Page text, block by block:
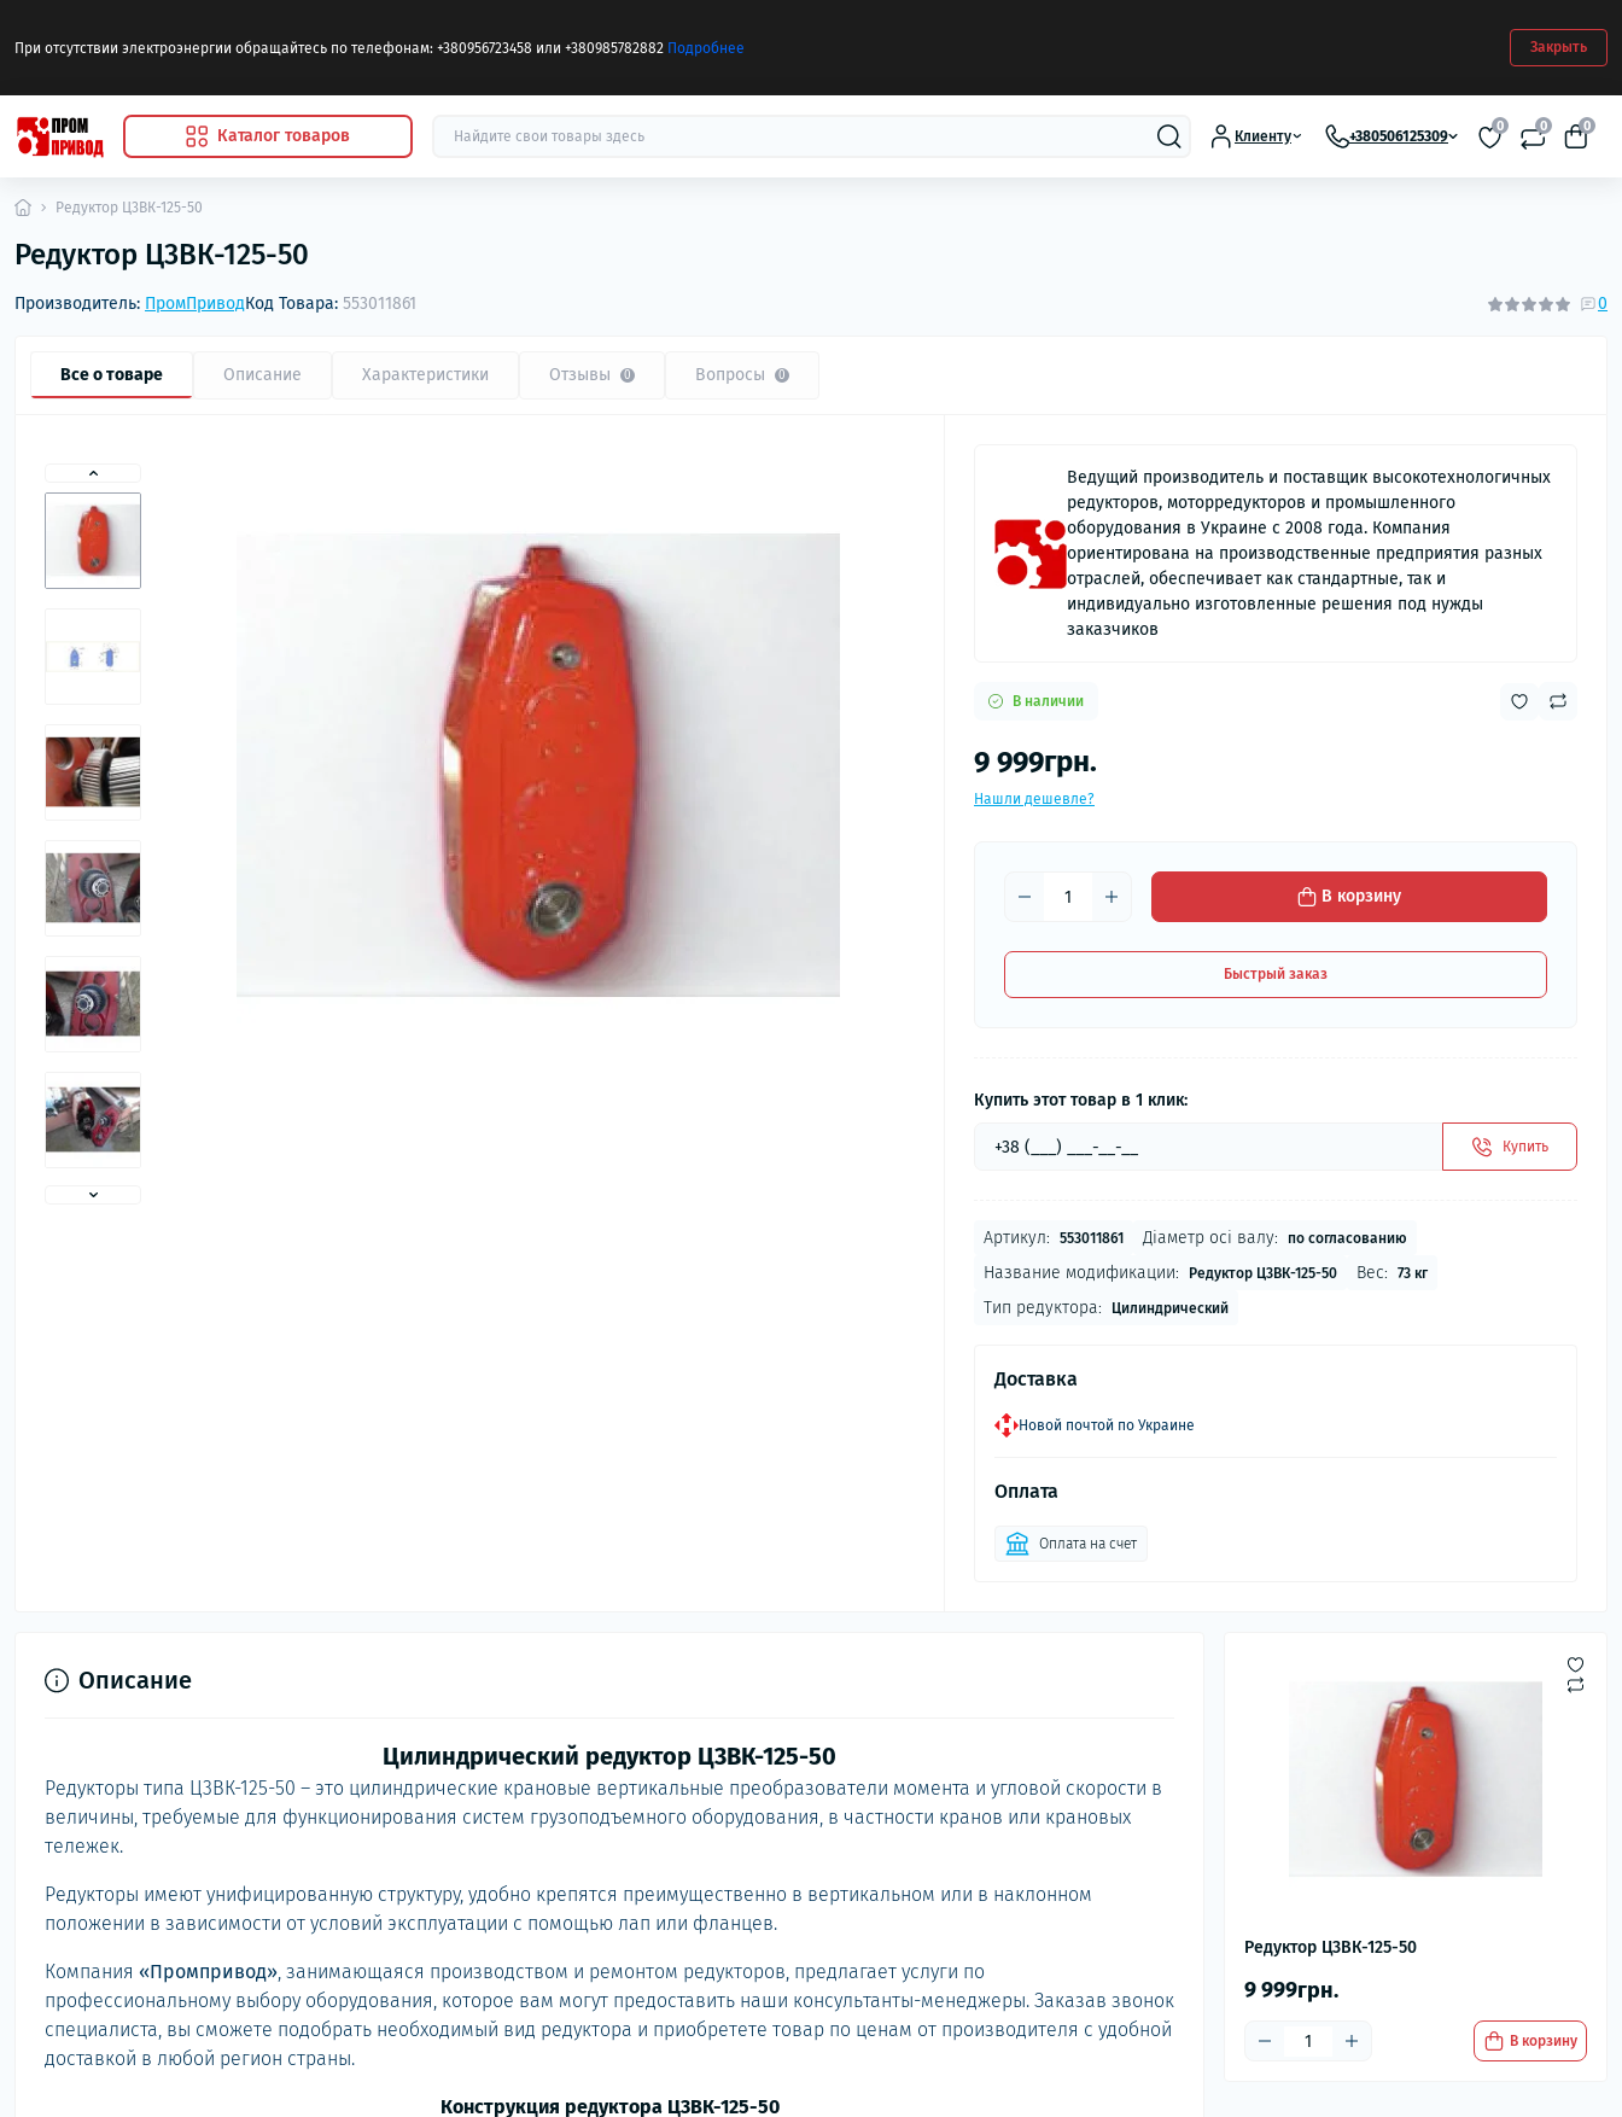
При отсутствии электроэнергии обращайтесь по телефонам: +380956723458 или +380985782882 Подробнее Закрыть
Каталог товаров Клиенту +380506125309
0 0 0
Редуктор Ц3ВК-125-50
Редуктор Ц3ВК-125-50
Производитель: ПромПриводКод Товара: 553011861 0
Все о товаре Описание Характеристики Отзывы 0 Вопросы 0
Ведущий производитель и поставщик высокотехнологичных
редукторов, моторредукторов и промышленного
оборудования в Украине с 2008 года. Компания
ориентирована на производственные предприятия разных
отраслей, обеспечивает как стандартные, так и
индивидуально изготовленные решения под нужды
заказчиков
В наличии
9 999грн.
Нашли дешевле?
В корзину
Быстрый заказ
Купить этот товар в 1 клик:
Купить
Артикул: 553011861 Діаметр осі валу: по согласованию
Название модификации: Редуктор Ц3ВК-125-50 Вес: 73 кг
Тип редуктора: Цилиндрический
Доставка
Новой почтой по Украине
Оплата
Оплата на счет
Редуктор Ц3ВК-125-50
9 999грн.
В корзину
Описание
Цилиндрический редуктор Ц3ВК-125-50
Редукторы типа Ц3ВК-125-50 – это цилиндрические крановые вертикальные преобразователи момента и угловой скорости в
величины, требуемые для функционирования систем грузоподъемного оборудования, в частности кранов или крановых
тележек.
Редукторы имеют унифицированную структуру, удобно крепятся преимущественно в вертикальном или в наклонном
положении в зависимости от условий эксплуатации с помощью лап или фланцев.
Компания «Промпривод», занимающаяся производством и ремонтом редукторов, предлагает услуги по
профессиональному выбору оборудования, которое вам могут предоставить наши консультанты-менеджеры. Заказав звонок
специалиста, вы сможете подобрать необходимый вид редуктора и приобретете товар по ценам от производителя с удобной
доставкой в любой регион страны.
Конструкция редуктора Ц3ВК-125-50